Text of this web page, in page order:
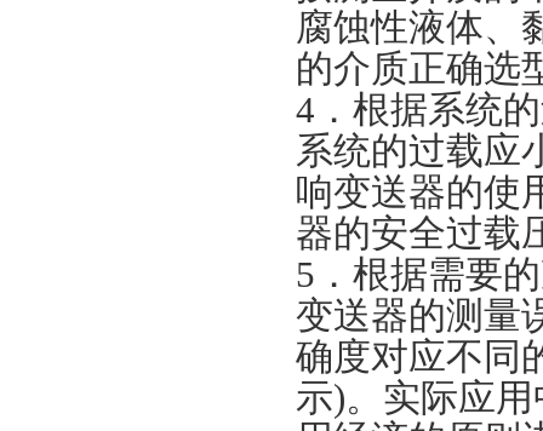
腐蚀性液体、
的介质正确选
4．根据系统
系统的过载应
响变送器的使
器的安全过载
5．根据需要
变送器的测量
确度对应不同
示)。实际应